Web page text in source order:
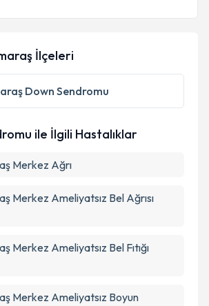
işlenmesine ilişkinAydınlatma
okudum ve kişisel verilerimin belirtilen
işlenmesini kabul ediyorum.
Takvim Talebini Gönder
İlçeleri
Down Sendromu
ile İlgili Hastalıklar
Merkez Ağrı
Merkez Ameliyatsız Bel Ağrısı
Merkez Ameliyatsız Bel Fıtığı
Merkez Ameliyatsız Boyun